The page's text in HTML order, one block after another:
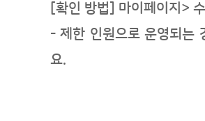
확인 방법] 마이페이지>
- 제한 인원으로 운영되는
요.